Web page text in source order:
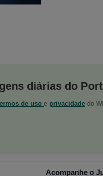
diárias do
de uso e privacidade do
Acompanhe o